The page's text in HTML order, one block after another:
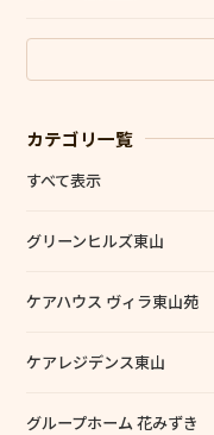
カテゴリ一覧
すべて表示
グリーンヒルズ東山
ケアハウス ヴィラ東山苑
ケアレジデンス東山
グループホーム 花みずき